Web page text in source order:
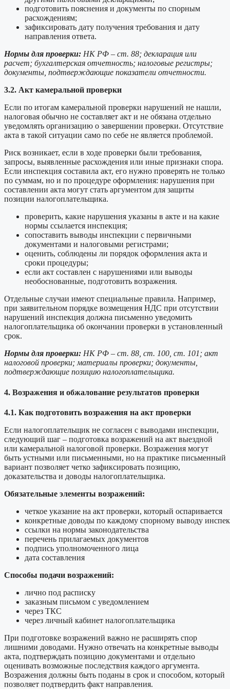
подготовить пояснения и документы по спорным
расхождениям;
зафиксировать дату получения требования и дату
направления ответа.
Нормы для проверки: НК РФ – ст. 88; декларация или
расчет; бухгалтерская отчетность; налоговые регистры;
документы, подтверждающие показатели отчетности.
3.2. Акт камеральной проверки
Если по итогам камеральной проверки нарушений не нашли,
налоговая обычно не составляет акт и не обязана отдельно
уведомлять организацию о завершении проверки. Отсутствие
акта в такой ситуации само по себе не является проблемой.
Риск возникает, если в ходе проверки были требования,
запросы, выявленные расхождения или иные признаки спора.
Если инспекция составила акт, его нужно проверять не только
по суммам, но и по процедуре оформления: нарушения при
составлении акта могут стать аргументом для защиты
позиции налогоплательщика.
проверить, какие нарушения указаны в акте и на какие
нормы ссылается инспекция;
сопоставить выводы инспекции с первичными
документами и налоговыми регистрами;
оценить, соблюдены ли порядок оформления акта и
сроки процедуры;
если акт составлен с нарушениями или выводы
необоснованные, подготовить возражения.
Отдельные случаи имеют специальные правила. Например,
при заявительном порядке возмещения НДС при отсутствии
нарушений инспекция должна письменно уведомить
налогоплательщика об окончании проверки в установленный
срок.
Нормы для проверки: НК РФ – ст. 88, ст. 100, ст. 101; акт
налоговой проверки; материалы проверки; документы,
подтверждающие позицию налогоплательщика.
4. Возражения и обжалование результатов проверки
4.1. Как подготовить возражения на акт проверки
Если налогоплательщик не согласен с выводами инспекции,
следующий шаг – подготовка возражений на акт выездной
или камеральной налоговой проверки. Возражения могут
быть устными или письменными, но на практике письменный
вариант позволяет четко зафиксировать позицию,
доказательства и доводы налогоплательщика.
Обязательные элементы возражений:
четкое указание на акт проверки, который оспаривается
конкретные доводы по каждому спорному выводу
ссылки на нормы законодательства
перечень прилагаемых документов
подпись уполномоченного лица
дата составления
Способы подачи возражений:
лично под расписку
заказным письмом с уведомлением
через ТКС
через личный кабинет налогоплательщика
При подготовке возражений важно не расширять спор
лишними доводами. Нужно отвечать на конкретные выводы
акта, подтверждать позицию документами и отдельно
оценивать возможные последствия каждого аргумента.
Возражения должны быть поданы в срок и способом, который
позволяет подтвердить факт направления.